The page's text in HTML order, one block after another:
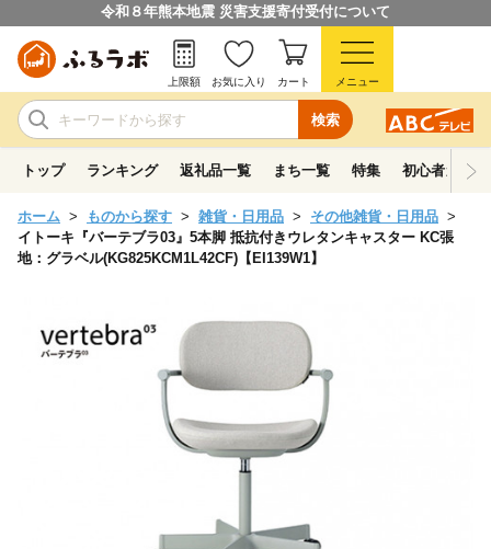
令和８年熊本地震 災害支援寄付受付について
検索
上限額 お気に入り カート メニュー
トップ ランキング 返礼品一覧 まち一覧 特集 初心者ガイド
ホーム ものから探す 雑貨・日用品
その他雑貨・日用品
イトーキ『バーテブラ03』5本脚 抵抗付きウレタンキャスター KC張
地：グラベル(KG825KCM1L42CF)【EI139W1】